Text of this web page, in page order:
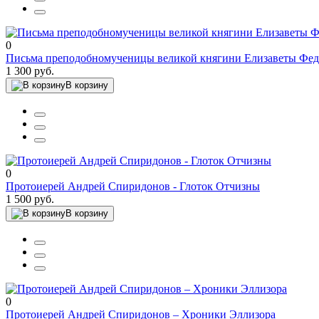
0
Письма преподобномученицы великой княгини Елизаветы
1 300 руб.
В корзину
0
Протоиерей Андрей Спиридонов - Глоток Отчизны
1 500 руб.
В корзину
0
Протоиерей Андрей Спиридонов – Хроники Эллизора